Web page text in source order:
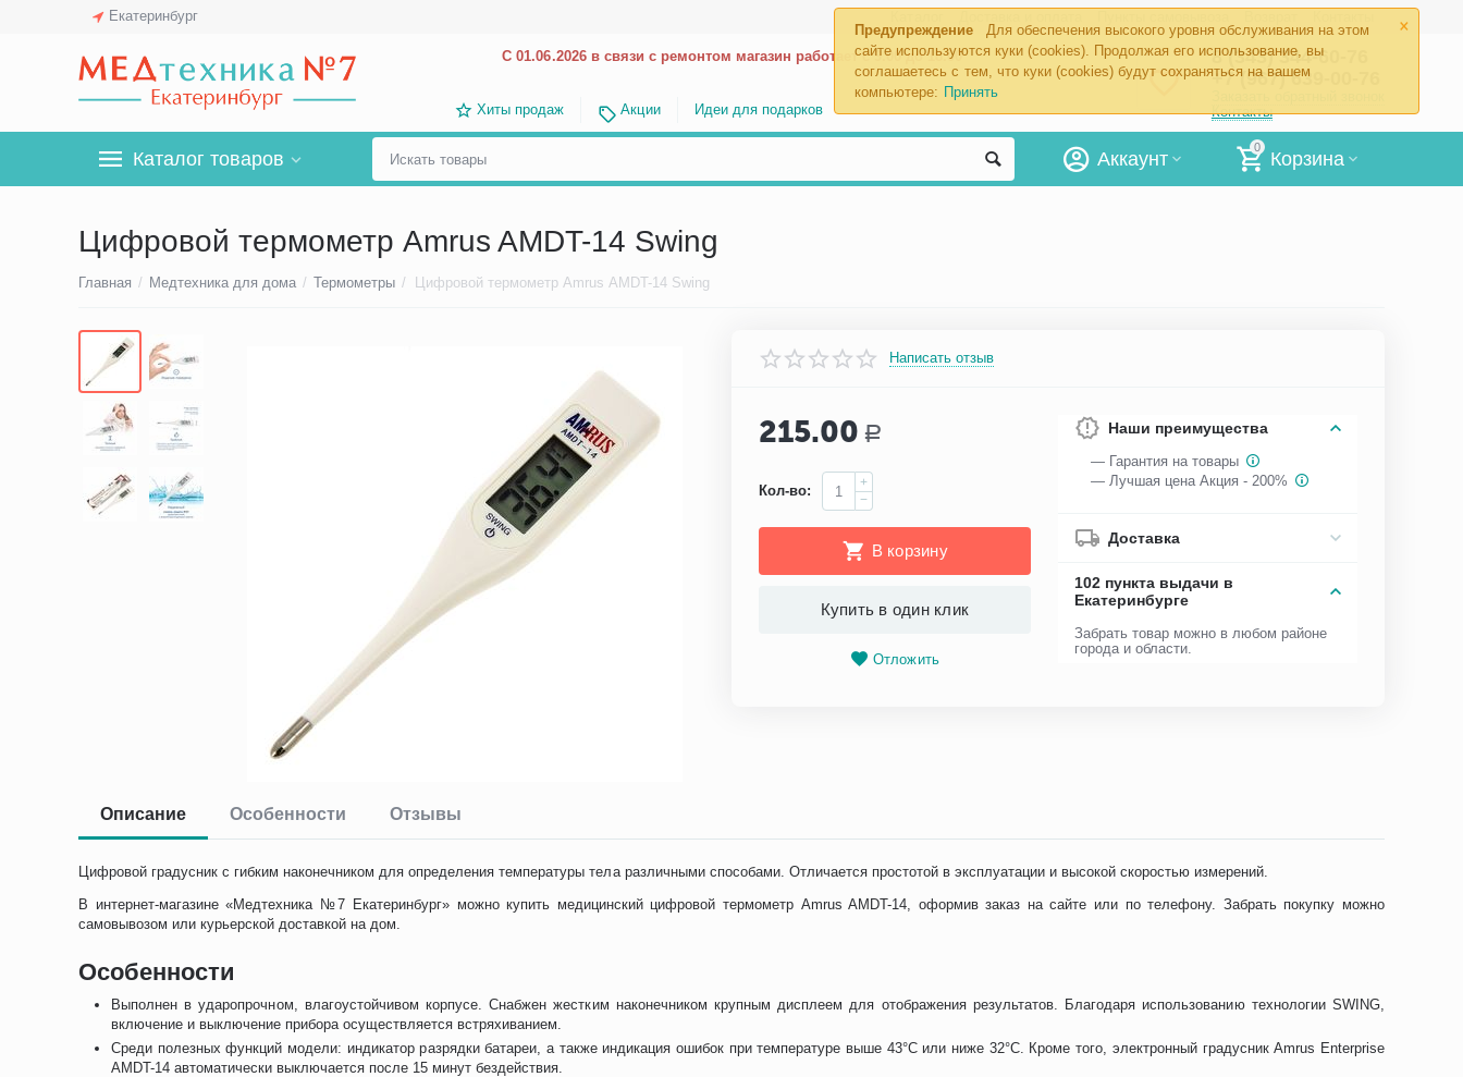
×
Предупреждение
Для обеспечения высокого уровня обслуживания на этом
сайте используются куки (cookies). Продолжая его использование, вы
соглашаетесь с тем, что куки (cookies) будут сохраняться на вашем
компьютере: Принять
Екатеринбург
С 01.06.2026 в связи с ремонтом магазин работает с 9.00 до 18.00
Хиты продаж Акции Идеи для подарков
8 (343) 344-60-76
+7 (967) 639-00-76
Контакты
Каталог товаров
0
Корзина
Аккаунт
Цифровой термометр Amrus AMDT-14 Swing
Главная / Медтехника для дома / Термометры / Цифровой термометр Amrus AMDT-14 Swing
Написать отзыв
215.00 Р
Кол-во:
+
−
В корзину
Купить в один клик
Отложить
Наши преимущества
— Гарантия на товары
— Лучшая цена Акция - 200%
Доставка
102 пункта выдачи в
Екатеринбурге
Забрать товар можно в любом районе
города и области.
Описание Особенности Отзывы
Цифровой градусник с гибким наконечником для определения температуры тела различными способами. Отличается простотой в эксплуатации и высокой скоростью измерений.
В интернет-магазине «Медтехника №7 Екатеринбург» можно купить медицинский цифровой термометр Amrus AMDT-14, оформив заказ на сайте или по телефону. Забрать покупку можно
самовывозом или курьерской доставкой на дом.
Особенности
Выполнен в ударопрочном, влагоустойчивом корпусе. Снабжен жестким наконечником крупным дисплеем для отображения результатов. Благодаря использованию технологии SWING,
включение и выключение прибора осуществляется встряхиванием.
Среди полезных функций модели: индикатор разрядки батареи, а также индикация ошибок при температуре выше 43°С или ниже 32°С. Кроме того, электронный градусник Amrus Enterprise
AMDT-14 автоматически выключается после 15 минут бездействия.